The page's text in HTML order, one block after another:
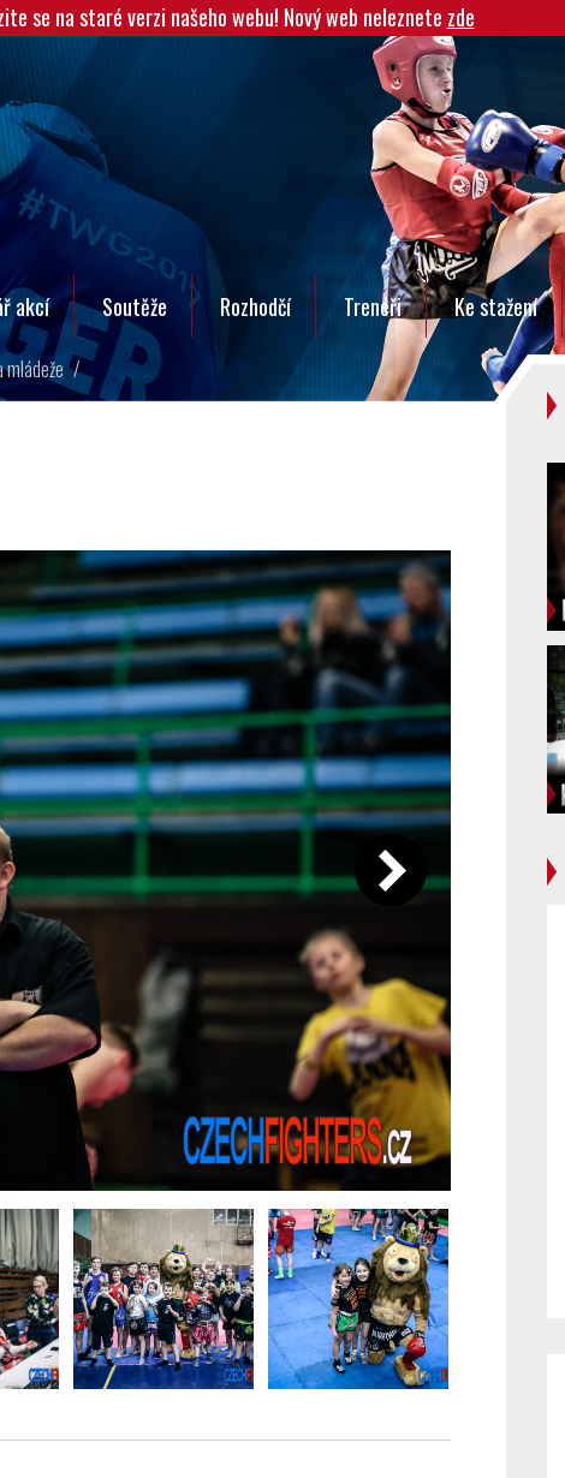
se na staré verzi našeho webu! Nový web neleznete zde
akcí Soutěže Rozhodčí Trenéři Ke stažení
mládeže /